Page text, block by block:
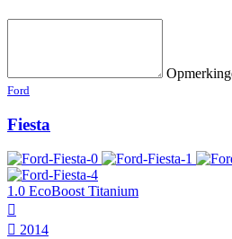
Ford
Fiesta
1.0 EcoBoost Titanium
2014